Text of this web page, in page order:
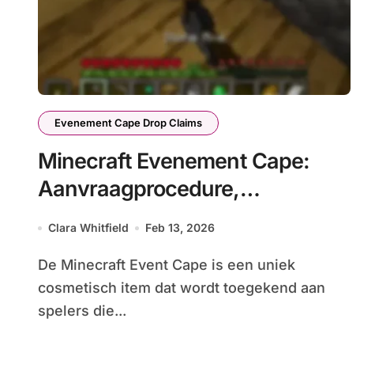
Evenement Cape Drop Claims
Minecraft Evenement Cape:
Aanvraagprocedure,
Geschiktheidseisen, Deelname
Clara Whitfield Feb 13, 2026
De Minecraft Event Cape is een uniek
cosmetisch item dat wordt toegekend aan
spelers die...